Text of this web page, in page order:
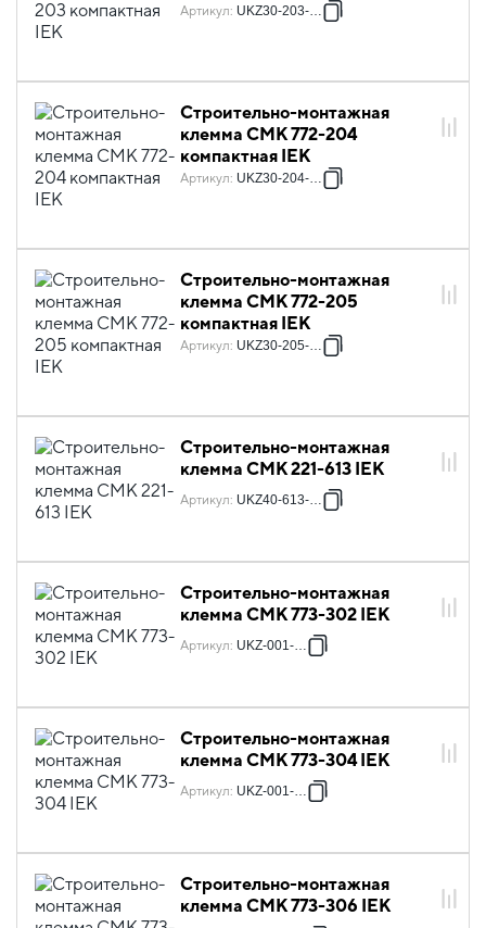
Артикул: UKZ30-203-001
Строительно-монтажная
клемма СМК 772-204
компактная IEK
Артикул: UKZ30-204-001
Строительно-монтажная
клемма СМК 772-205
компактная IEK
Артикул: UKZ30-205-001
Строительно-монтажная
клемма СМК 221-613 IEK
Артикул: UKZ40-613-050
Строительно-монтажная
клемма СМК 773-302 IEK
Артикул: UKZ-001-302
Строительно-монтажная
клемма СМК 773-304 IEK
Артикул: UKZ-001-304
Строительно-монтажная
клемма СМК 773-306 IEK